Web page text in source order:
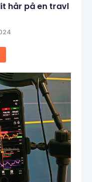
hår på en travl